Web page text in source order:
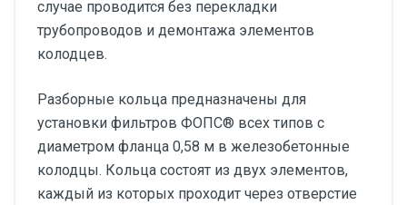
случае проводится без перекладки
трубопроводов и демонтажа элементов
колодцев.
Разборные кольца предназначены для
установки фильтров ФОПС® всех типов с
диаметром фланца 0,58 м в железобетонные
колодцы. Кольца состоят из двух элементов,
каждый из которых проходит через отверстие